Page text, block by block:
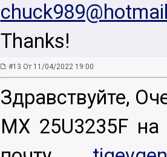
Thanks!
#13 От 11/04/2022 19:00
Здравствуйте,
MX 25U3235F